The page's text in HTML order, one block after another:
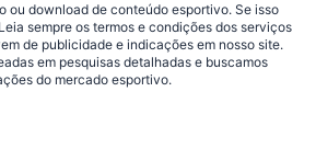
ou download de conteúdo esportivo. Se isso
sempre os termos e condições dos serviços
de publicidade e indicações em nosso site.
em pesquisas detalhadas e buscamos
do mercado esportivo.